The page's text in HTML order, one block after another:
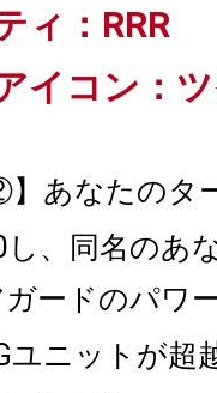
ィ：RRR
イコン：
あなたのタ
、同名のあ
ードのパワ
ユニットが超